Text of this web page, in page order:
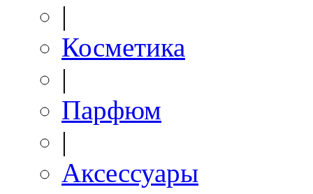
|
Косметика
|
Парфюм
|
Аксессуары